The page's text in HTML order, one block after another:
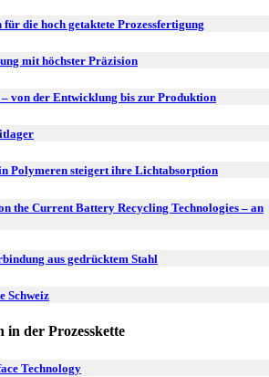
für die hoch getaktete Prozessfertigung
mit höchster Präzision
– von der Entwicklung bis zur Produktion
Polymeren steigert ihre Lichtabsorption
the Current Battery Recycling Technologies – an
aus gedrücktem Stahl
Schweiz
in der Prozesskette
Technology